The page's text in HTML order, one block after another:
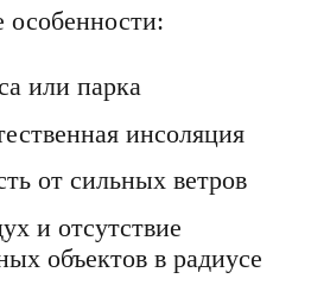
или парка
инсоляция
от сильных ветров
и отсутствие
объектов в радиусе